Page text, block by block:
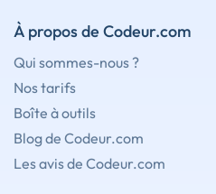
À propos de Codeur.com
Qui sommes-nous ?
Nos tarifs
Boîte à outils
Blog de Codeur.com
Les avis de Codeur.com